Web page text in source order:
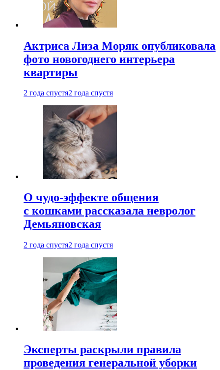
Актриса Лиза Моряк опубликовала
фото новогоднего интерьера
квартиры
2 года спустя2 года спустя
О чудо-эффекте общения
с кошками рассказала невролог
Демьяновская
2 года спустя2 года спустя
Эксперты раскрыли правила
проведения генеральной уборки